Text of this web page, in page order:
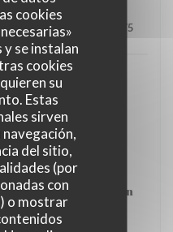
cookies
se instalan
cookies
su
Estas
sirven
navegación,
del sitio,
(por
con
o mostrar
:5/5 Calidad / Precio /5
avec expertise, tres
simple et raffiné au
pour un
plusieur fois. Je
a su opinión
compliments avec